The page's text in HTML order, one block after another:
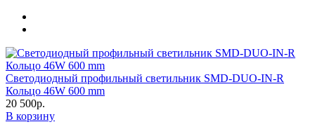
Светодиодный профильный светильник SMD-DUO-IN-R
Кольцо 46W 600 mm
20 500р.
В корзину